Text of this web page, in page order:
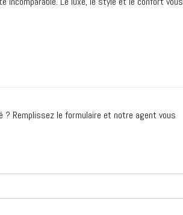
Remplissez le formulaire et notre agent vous